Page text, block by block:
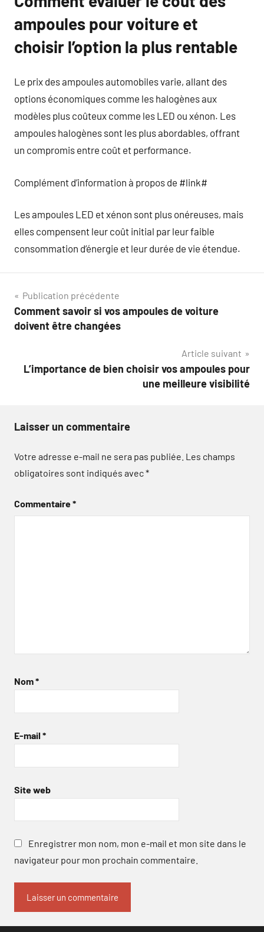
ampoules pour voiture et
choisir l’option la plus rentable
Le prix des ampoules automobiles varie, allant des
options économiques comme les halogènes aux
modèles plus coûteux comme les LED ou xénon. Les
ampoules halogènes sont les plus abordables, offrant
un compromis entre coût et performance.
Complément d’information à propos de #link#
Les ampoules LED et xénon sont plus onéreuses, mais
elles compensent leur coût initial par leur faible
consommation d’énergie et leur durée de vie étendue.
Navigation
de
Publication précédente
Comment savoir si vos ampoules de voiture
doivent être changées
Article suivant
L’importance de bien choisir vos ampoules pour
une meilleure visibilité
Laisser un commentaire
Votre adresse e-mail ne sera pas publiée. Les champs
obligatoires sont indiqués avec*
Commentaire*
Nom*
E-mail *
Site web
Enregistrer mon nom, mon e-mail et mon site dans le
navigateur pour mon prochain commentaire.